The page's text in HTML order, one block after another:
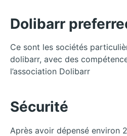
Dolibarr
Ce sont les sociétés
dolibarr, avec des
l’association Dolibarr
Sécurité
Après avoir dépensé environ